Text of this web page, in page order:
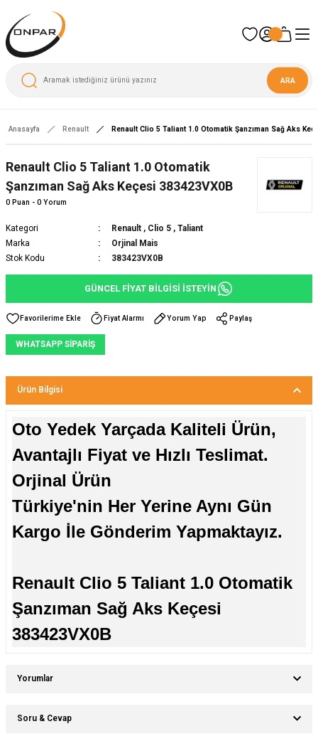
ARA
Anasayfa Renault Renault Clio 5 Taliant 1.0 Otomatik Şanzıman Sağ Aks
Renault Clio 5 Taliant 1.0 Otomatik
Şanzıman Sağ Aks Keçesi 383423VX0B
0 Puan - 0 Yorum
Kategori Renault , Clio 5 , Taliant
Marka
Orjinal Mais
Stok Kodu
383423VX0B
GÜNCEL FİYAT BİLGİSİ İSTEYİN
Fiyat Alarmı Yorum Yap Paylaş
WHATSAPP SİPARİŞ
Ürün Bilgisi
Oto Yedek Yarçada Kaliteli Ürün,
Avantajlı Fiyat ve Hızlı Teslimat.
Orjinal Ürün
Türkiye'nin Her Yerine Aynı Gün
Kargo İle Gönderim Yapmaktayız.
Renault Clio 5 Taliant 1.0 Otomatik
Şanzıman Sağ Aks Keçesi
383423VX0B
Yorumlar
Soru & Cevap